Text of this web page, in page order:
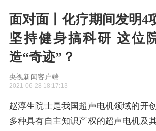
面对面丨化疗期间发明4
坚持健身搞科研 这位
造“奇迹”？
央视新闻客户端
2021-06-28 18:17:13
赵淳生院士是我国超声电机领域的开
多种具有自主知识产权的超声电机及